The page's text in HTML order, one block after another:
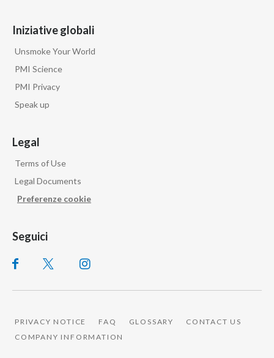
Iniziative globali
Unsmoke Your World
PMI Science
PMI Privacy
Speak up
Legal
Terms of Use
Legal Documents
Preferenze cookie
Seguici
PRIVACY NOTICE FAQ GLOSSARY
CONTACT US
COMPANY INFORMATION